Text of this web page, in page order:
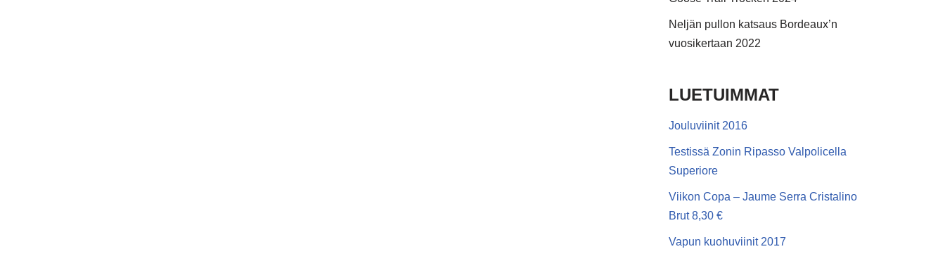
Neljän pullon katsaus Bordeaux’n
vuosikertaan 2022
LUETUIMMAT
Jouluviinit 2016
Testissä Zonin Ripasso Valpolicella
Superiore
Viikon Copa – Jaume Serra Cristalino
Brut 8,30 €
Vapun kuohuviinit 2017